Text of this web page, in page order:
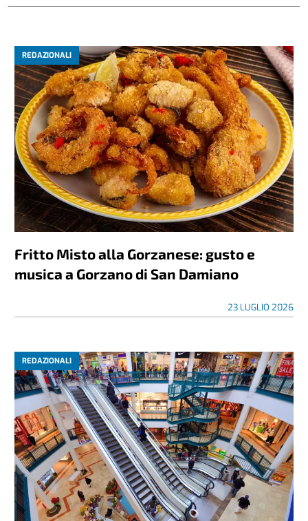
REDAZIONALI
Fritto Misto alla Gorzanese: gusto e
musica a Gorzano di San Damiano
23 LUGLIO 2026
REDAZIONALI